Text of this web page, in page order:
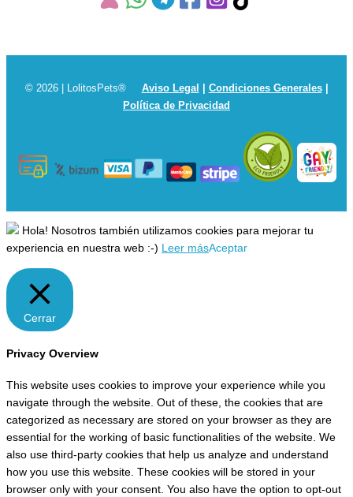
© 2026 | LolitosPets® Aviso Legal Condiciones Generales|
Política de Privacidad
Hola! Nosotros también utilizamos cookies para mejorar tu
experiencia en nuestra web :-) Leer másAceptar
Cerrar
Privacy Overview
This website uses cookies to improve your experience while you
navigate through the website. Out of these, the cookies that are
categorized as necessary are stored on your browser as they are
essential for the working of basic functionalities of the website. We
also use third-party cookies that help us analyze and understand
how you use this website. These cookies will be stored in your
browser only with your consent. You also have the option to opt-out